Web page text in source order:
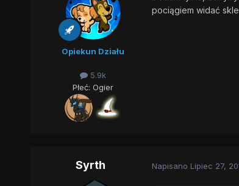
Opiekun Działu
5.9k
Płeć: Ogier
pociągiem widać
Syrth Napisano Lipiec 27,